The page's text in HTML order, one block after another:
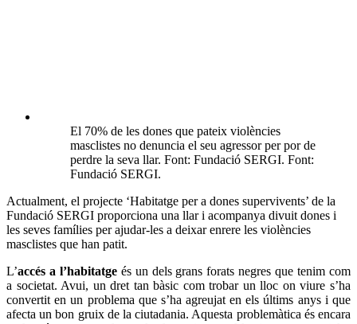
El 70% de les dones que pateix violències
masclistes no denuncia el seu agressor per por de
perdre la seva llar. Font: Fundació SERGI. Font:
Fundació SERGI.
Actualment, el projecte ‘Habitatge per a dones supervivents’ de la
Fundació SERGI proporciona una llar i acompanya divuit dones i
les seves famílies per ajudar-les a deixar enrere les violències
masclistes que han patit.
L’accés a l’habitatgeés un dels grans forats negres que tenim com
a societat. Avui, un dret tan bàsic com trobar un lloc on viure s’ha
convertit en un problema que s’ha agreujat en els últims anys i que
afecta un bon gruix de la ciutadania. Aquesta problemàtica és encara